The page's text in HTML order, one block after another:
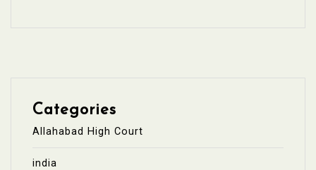
Categories
Allahabad High Court
india